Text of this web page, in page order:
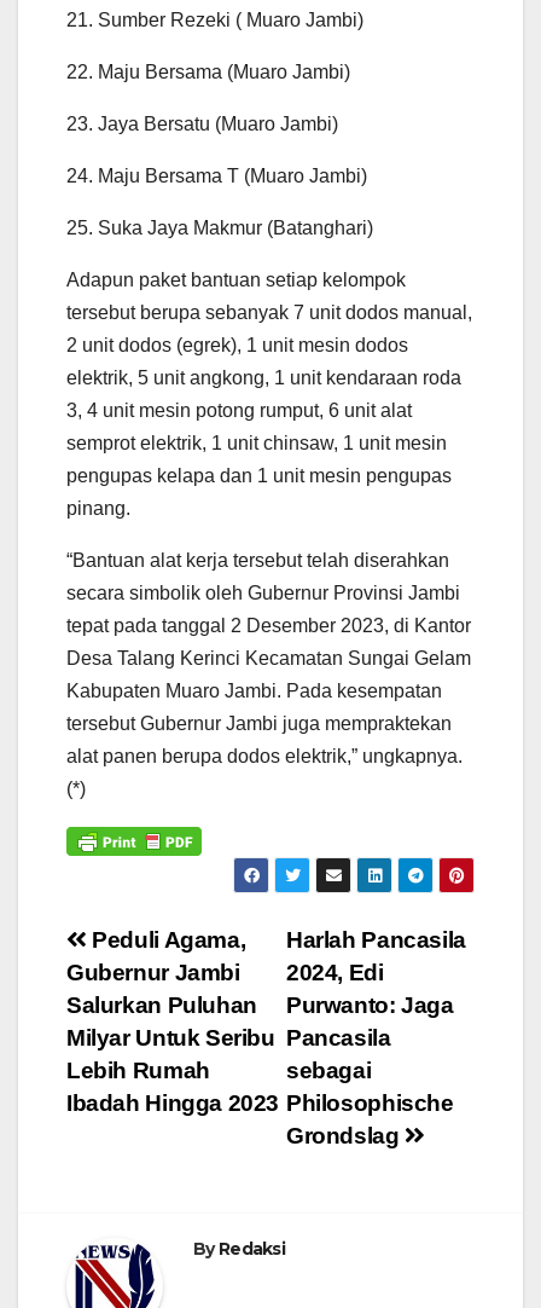
21. Sumber Rezeki ( Muaro Jambi)
22. Maju Bersama (Muaro Jambi)
23. Jaya Bersatu (Muaro Jambi)
24. Maju Bersama T (Muaro Jambi)
25. Suka Jaya Makmur (Batanghari)
Adapun paket bantuan setiap kelompok
tersebut berupa sebanyak 7 unit dodos manual,
2 unit dodos (egrek), 1 unit mesin dodos
elektrik, 5 unit angkong, 1 unit kendaraan roda
3, 4 unit mesin potong rumput, 6 unit alat
semprot elektrik, 1 unit chinsaw, 1 unit mesin
pengupas kelapa dan 1 unit mesin pengupas
pinang.
“Bantuan alat kerja tersebut telah diserahkan
secara simbolik oleh Gubernur Provinsi Jambi
tepat pada tanggal 2 Desember 2023, di Kantor
Desa Talang Kerinci Kecamatan Sungai Gelam
Kabupaten Muaro Jambi. Pada kesempatan
tersebut Gubernur Jambi juga mempraktekan
alat panen berupa dodos elektrik,” ungkapnya.
(*)
Navigasi
pos
Harlah Pancasila
2024, Edi
Purwanto: Jaga
Pancasila
sebagai
Philosophische
Grondslag
Peduli Agama,
Gubernur Jambi
Salurkan Puluhan
Milyar Untuk Seribu
Lebih Rumah
Ibadah Hingga 2023
ByRedaksi